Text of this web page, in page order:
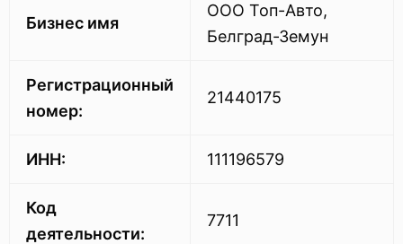
Бизнес имя
ООО Топ-Авто,
Белград-Земун
Регистрационный
номер:
21440175
ИНН: 111196579
Код
деятельности:
7711